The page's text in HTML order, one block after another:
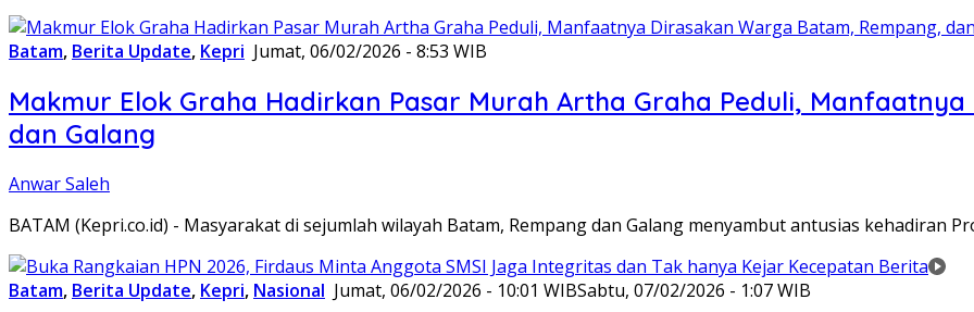
Batam, Berita Update, Kepri Jumat, 06/02/2026 - 8:53 WIB
Makmur Elok Graha Hadirkan Pasar Murah Artha Graha Peduli,
dan Galang
Anwar Saleh
BATAM (Kepri.co.id) - Masyarakat di sejumlah wilayah Batam, Rempang dan Galang menyambut antusias kehadiran
Batam, Berita Update, Kepri, Nasional Jumat, 06/02/2026 - 10:01 WIBSabtu, 07/02/2026 - 1:07 WIB